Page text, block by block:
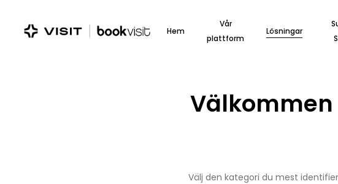
Hem
Vår
plattform
Lösningar
Välj den kategori du mest